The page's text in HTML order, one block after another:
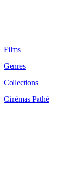
Films
Genres
Collections
Cinémas Pathé